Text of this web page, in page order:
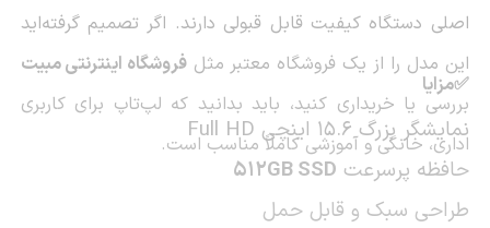
اصلی دستگاه کیفیت قابل قبولی دارند. اگر تصمیم گرفته‌اید
این مدل را از یک فروشگاه معتبر مثلفروشگاه اینترنتی مبیت
بررسی یا خریداری کنید، باید بدانید که لپ‌تاپ برای کاربری
اداری، خانگی و آموزشی کاملاً مناسب است.
✅مزایا
نمایشگر بزرگ 15.6 اینچی Full HD
حافظه پرسرعت 512GB SSD
طراحی سبک و قابل حمل